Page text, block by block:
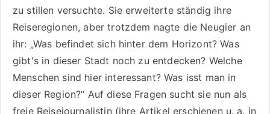
zu stillen versuchte. Sie erweiterte ständig ihre
Reiseregionen, aber trotzdem nagte die Neugier an
ihr: „Was befindet sich hinter dem Horizont? Was
gibt's in dieser Stadt noch zu entdecken? Welche
Menschen sind hier interessant? Was isst man in
dieser Region?“ Auf diese Fragen sucht sie nun als
freie Reisejournalistin (ihre Artikel erschienen u. a. in